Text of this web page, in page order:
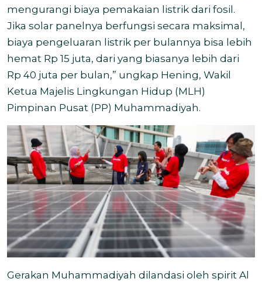
mengurangi biaya pemakaian listrik dari fosil.
Jika solar panelnya berfungsi secara maksimal,
biaya pengeluaran listrik per bulannya bisa lebih
hemat Rp 15 juta, dari yang biasanya lebih dari
Rp 40 juta per bulan,” ungkap Hening, Wakil
Ketua Majelis Lingkungan Hidup (MLH)
Pimpinan Pusat (PP) Muhammadiyah.
Gerakan Muhammadiyah dilandasi oleh spirit Al